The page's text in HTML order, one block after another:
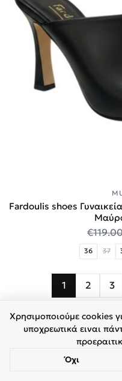
Fardoulis shoes
€
36 37
1 2 3
Χρησιμοποιούμε cookies
υποχρεωτικά ειναι
Όχι